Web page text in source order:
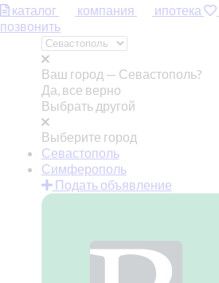
каталог компания ипотека
позвонить
Ваш город — Севастополь?
Да, все верно
Выбрать другой
Выберите город
Севастополь
Симферополь
Подать объявление